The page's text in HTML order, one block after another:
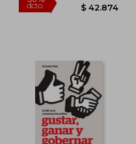
50%
dcto. $ 64.899